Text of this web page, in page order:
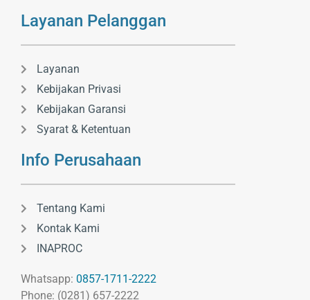
Layanan Pelanggan
Layanan
Kebijakan Privasi
Kebijakan Garansi
Syarat & Ketentuan
Info Perusahaan
Tentang Kami
Kontak Kami
INAPROC
Whatsapp: 0857-1711-2222
Phone: (0281) 657-2222